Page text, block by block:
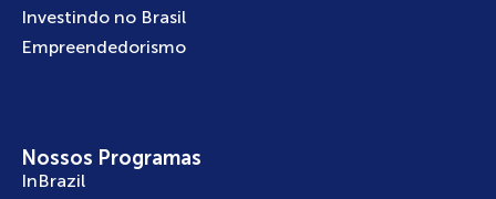
Investindo no Brasil
Empreendedorismo
Nossos Programas
InBrazil